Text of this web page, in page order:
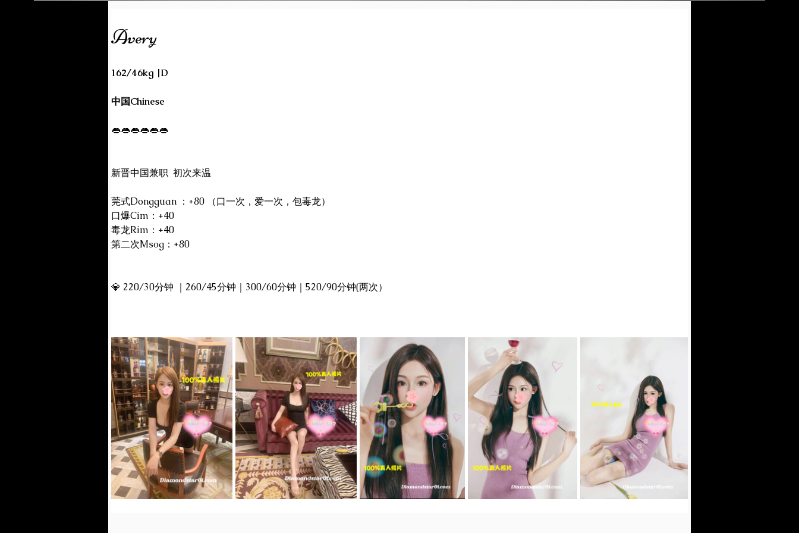
Avery
162/46kg |D
中国Chinese
👄👄👄👄👄👄
新晋中国兼职  初次来温
莞式Dongguan ：+80 （口一次，爱一次，包毒龙）
口爆Cim：+40
毒龙Rim：+40
第二次Msog：+80
💎 220/30分钟 ｜260/45分钟｜300/60分钟｜520/90分钟(两次）